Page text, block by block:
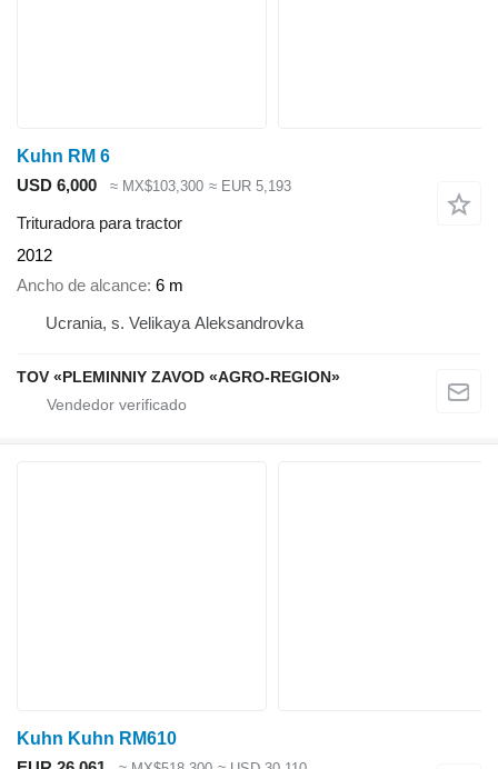
Kuhn RM 6
USD 6,000
≈ MX$103,300 ≈ EUR 5,193
Trituradora para tractor
2012
Ancho de alcance 6 m
Ucrania, s. Velikaya Aleksandrovka
TOV «PLEMINNIY ZAVOD «AGRO-REGION»
Kuhn Kuhn RM610